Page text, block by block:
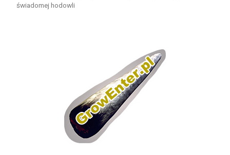
świadomej hodowli